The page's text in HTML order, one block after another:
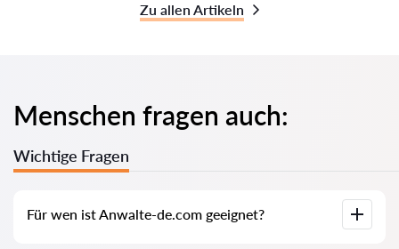
Zu allen Artikeln
Menschen fragen auch:
Wichtige Fragen
Für wen ist Anwalte-de.com geeignet?